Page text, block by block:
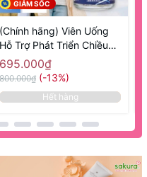
GIẢM SỐC
(Chính hãng) Viên Uống
Hỗ Trợ Phát Triển Chiều
Cao 270 Viên GH Creation
EX+ - Hàng Nhật nội địa
695.000₫
800.000₫ (-13%)
Hết hàng